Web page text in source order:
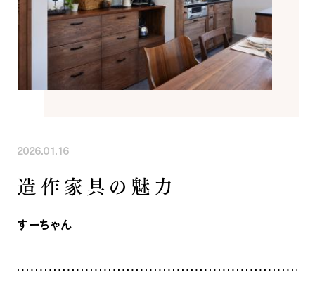
泉佐野市の北欧デザイン注文
住宅｜自然素材と...
泉佐野市の共働き夫婦向け注
文住宅｜家事ラク...
フレンチカントリ
喰壁とペット...
はじめに
5つの約束
標準仕様
家づくりの流れ
施工事例
INFORMATION
イベント情報
社長ブログ
お知らせ
会社紹介
スタッフ紹介
2026.01.16
造作家具の魅力
すーちゃん